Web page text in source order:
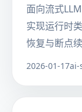
面向流式
实现运行时
恢复与断点
2026-01-17ai-